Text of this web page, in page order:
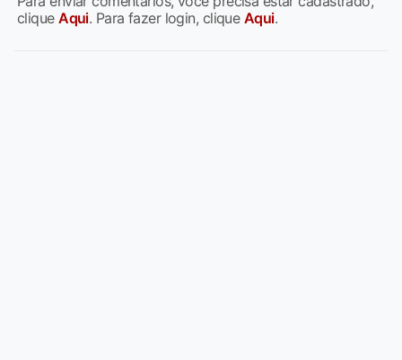
cliqueAqui. Para fazer login, clique Aqui.